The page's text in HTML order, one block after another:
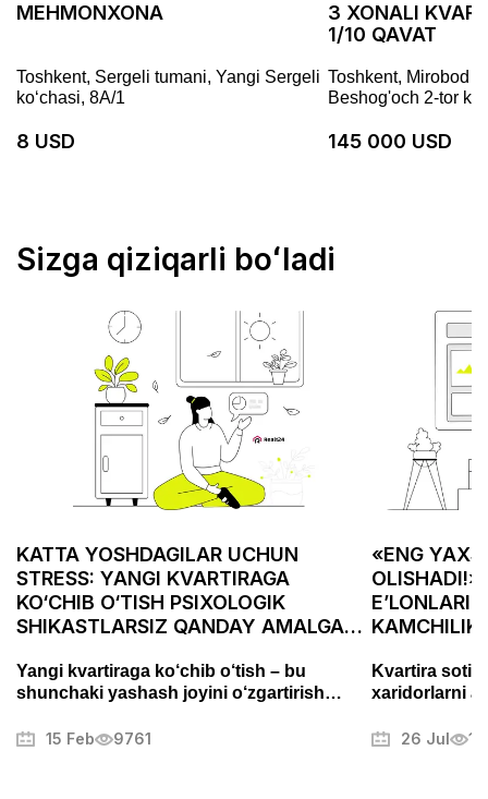
MEHMONXONA
Toshkent, Sergeli tumani, Yangi Sergeli
koʻchasi, 8A/1
8 USD
3 XONALI
1/10 QAVAT
Toshkent, Mirobod
Beshog'och 2-tor
145 000 USD
Sizga qiziqarli boʻladi
KATTA YOSHDAGILAR UCHUN
STRESS: YANGI KVARTIRAGA
KO‘CHIB O‘TISH PSIXOLOGIK
SHIKASTLARSIZ QANDAY AMALGA
Yangi kvartiraga ko‘chib o‘tish – bu
shunchaki yashash joyini o‘zgartirish
qiladigan muhim bosqichdir. Bu jarayon
15 Feb 9761
«ENG
Kvartira
xaridorlarni
26 Jul